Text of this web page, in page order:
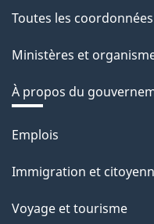
Toutes les coordonnées
Ministères et
À propos du
Thèmes
sujets
Emplois
Immigration et
Voyage et tourisme